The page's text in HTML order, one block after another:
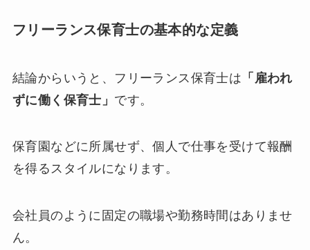
フリーランス保育士の基本的な定義
結論からいうと、フリーランス保育士は 「雇われ
ずに働く保育士」 です。
保育園などに所属せず、個人で仕事を受けて報酬
を得るスタイルになります。
会社員のように固定の職場や勤務時間はありませ
ん。